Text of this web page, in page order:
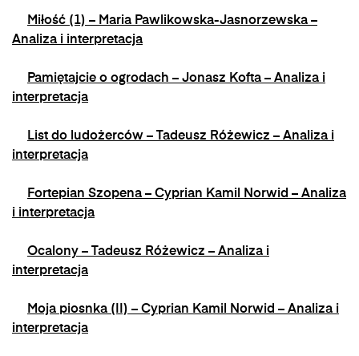
Miłość (1) – Maria Pawlikowska-Jasnorzewska –
Analiza i interpretacja
Pamiętajcie o ogrodach – Jonasz Kofta – Analiza i
interpretacja
List do ludożerców – Tadeusz Różewicz – Analiza i
interpretacja
Fortepian Szopena – Cyprian Kamil Norwid – Analiza
i interpretacja
Ocalony – Tadeusz Różewicz – Analiza i
interpretacja
Moja piosnka (II) – Cyprian Kamil Norwid – Analiza i
interpretacja